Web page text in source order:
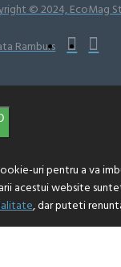
© 2024, EcoMag
Ramburs
uri pentru a va
acestui website
, dar puteti